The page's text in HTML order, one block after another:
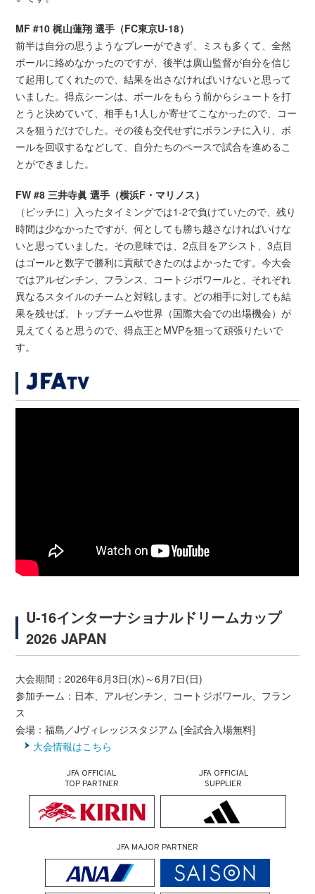
MF #10 梶山蓮翔 選手（FC東京U-18）
前半は自分の思うようなプレーができず、ミスも多くて、全然
ボールに絡めなかったのですが、後半は廣山監督が自分を信じ
て起用してくれたので、結果を出さなければいけないと思って
いました。得点シーンは、ボールをもらう前からシュートを打
とうと決めていて、相手も1人しか寄せてこなかったので、コー
スを狙うだけでした。その後も交代せずにボランチに入り、ボ
ールを回収するなどして、自分たちのペースで試合を進めるこ
とができました。
FW #8 三井寺眞 選手（横浜F・マリノス）
（ピッチに）入ったタイミングでは1-2で負けていたので、残り
時間は少なかったですが、何としても勝ち越さなければいけな
いと思っていました。その意味では、2点目をアシスト、3点目
はゴールと数字で勝利に貢献できたのはよかったです。今大会
ではアルゼンチン、フランス、コートジボワールと、それぞれ
異なるスタイルのチームと対戦します。どの相手に対しても結
果を残せば、トップチームや世界（国際大会での出場機会）が
見えてくると思うので、得点王とMVPを狙って頑張りたいで
す。
U-16インターナショナルドリームカップ
2026 JAPAN
大会期間：2026年6月3日(水)～6月7日(日)
参加チーム：日本、アルゼンチン、コートジボワール、フラン
ス
会場：福島／Jヴィレッジスタジアム [全試合入場無料]
大会情報はこちら
JFA OFFICIAL
TOP PARTNER
JFA OFFICIAL
SUPPLIER
JFA MAJOR PARTNER